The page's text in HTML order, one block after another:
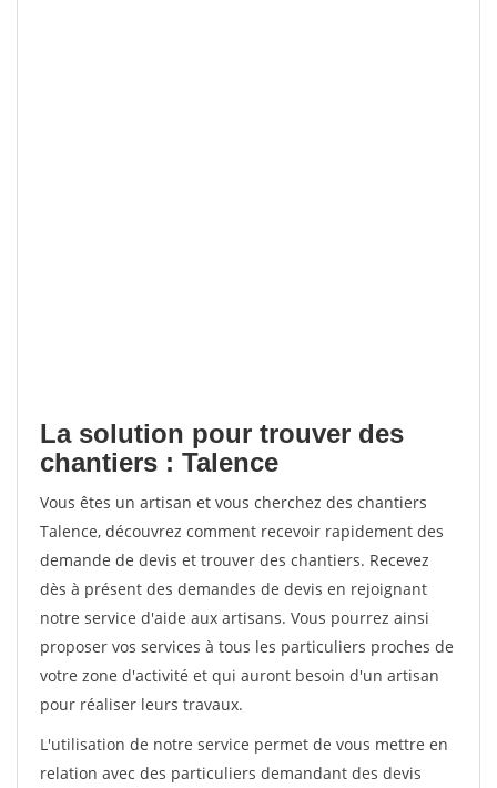
La solution pour trouver des
chantiers : Talence
Vous êtes un artisan et vous cherchez des chantiers
Talence, découvrez comment recevoir rapidement des
demande de devis et trouver des chantiers. Recevez
dès à présent des demandes de devis en rejoignant
notre service d'aide aux artisans. Vous pourrez ainsi
proposer vos services à tous les particuliers proches de
votre zone d'activité et qui auront besoin d'un artisan
pour réaliser leurs travaux.
L'utilisation de notre service permet de vous mettre en
relation avec des particuliers demandant des devis